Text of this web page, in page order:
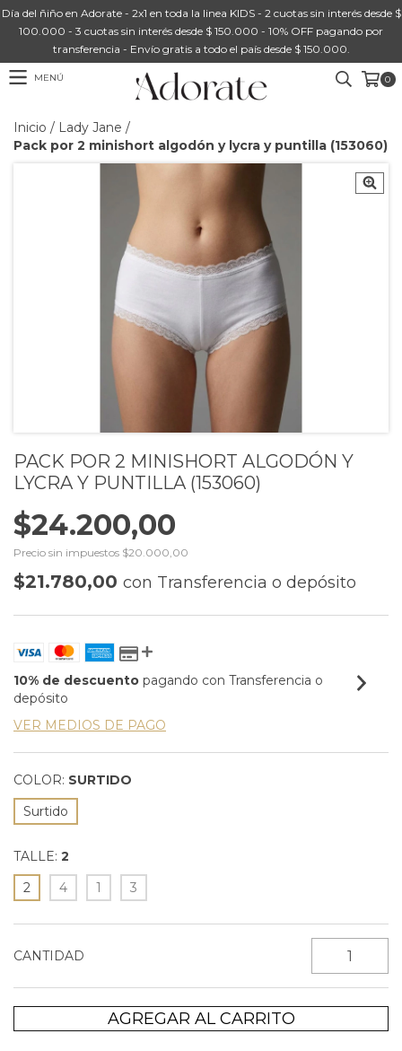
Día del ñiño en Adorate - 2x1 en toda la linea KIDS - 2 cuotas sin interés desde $
100.000 - 3 cuotas sin interés desde $ 150.000 - 10% OFF pagando por
transferencia - Envío gratis a todo el país desde $ 150.000.
MENÚ 0
Inicio / Lady Jane /
Pack por 2 minishort algodón y lycra y puntilla (153060)
PACK POR 2 MINISHORT ALGODÓN Y
LYCRA Y PUNTILLA (153060)
$24.200,00
Precio sin impuestos $20.000,00
$21.780,00 con Transferencia o depósito
10% de descuento pagando con Transferencia o
depósito
VER MEDIOS DE PAGO
COLOR: SURTIDO
Surtido
TALLE: 2
2
4 1 3
CANTIDAD